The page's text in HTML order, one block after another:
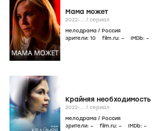
Мама может
2022-... / сериал
мелодрама / Россия
зрители: 10 film.ru: – IMDb: –
Крайняя необходимость
2022-... / сериал
мелодрама / Россия
зрители: – film.ru: – IMDb: –